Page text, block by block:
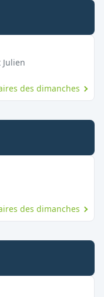
Julien
des dimanches
des dimanches